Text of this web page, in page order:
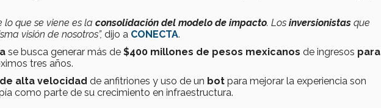
lo que se viene es la consolidación del modelo de impacto. Los inversionistas que
visión de nosotros”, dijo a CONECTA.
se busca generar más de $400 millones de pesos mexicanos de ingresos para
tres años.
alta velocidad de anfitriones y uso de un bot para mejorar la experiencia son
como parte de su crecimiento en infraestructura.